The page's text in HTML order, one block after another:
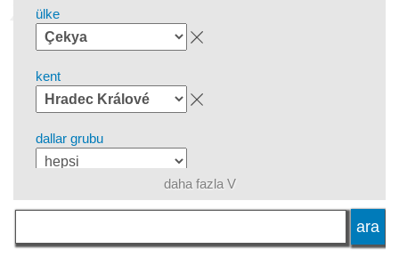
ülke
kent
dallar grubu
dil
daha fazla V